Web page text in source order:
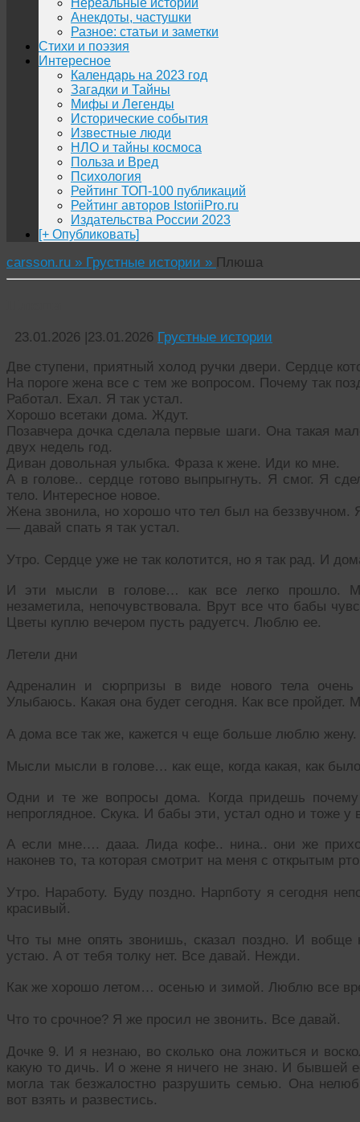
Нереальные истории
Анекдоты, частушки
Разное: статьи и заметки
Стихи и поэзия
Интересное
Календарь на 2023 год
Загадки и Тайны
Мифы и Легенды
Исторические события
Известные люди
НЛО и тайны космоса
Польза и Вред
Психология
Рейтинг ТОП-100 публикаций
Рейтинг авторов IstoriiPro.ru
Издательства России 2023
[+ Опубликовать]
carsson.ru » Грустные истории » Плюша
23.01.2026 |23.01.2026 Грустные истории
Две ступени, приятный холод ручки двери. Сердце
На пороге жена все с тем же вопросом. Почему так
Работал. Ехал. Я так устал.
Хорошо всетаки дома. Ждут.
Позавчера дочка сделала первые шаги. Она такая
двух недель год.
Диван довольная улыбка. Фраза к жене. Иди ко мне.
А в голове.. сердце готово выпрыгнуть. Я смог. Я
тело. Интересное новое.
Жена звонила, но хорошо что тел был на беззвучном.
— давай спать я так устал.
Утро. Сердце уже не так колотится, но я так рад. И
И эти мысли в голове… как все легко прошло.
незаметила, непочувствовала. Врут все что бабы
Цветы куплю вечером пусть радуетсч. Люблю ее.
Летели дни
Адреналин и сюрпризы в виде нового тела очень
Улыбаюсь. Какая она будет сегодня. Как все пройдет.
А дома все так же, кажется ч еще больше люблю жену.
Мысли мысли в голове… как еще, когда какая, как
Одни и те же вопросы дома. Когда придешь
непроглядное. Скука. И бабы эти, устал одно и тоже у
А если мне…. дааа. Лида кофе.. нина.. они же
наконев то, та которая смотрит на меня с открытым
Утро. Наработу. Буду поздно. Нарпботу я сегодня
красивый.
Что ты мне опять звонишь, сказал поздно. И вобще
устаю. А от тебя толку нет. Все давай. Нежди.
Как же хорошо летом… осенью и зимой. Люблю все
Что то срочное? Я же просил не звонить. Все давай.
Дочке 9. И я незнаю, во сколько она ложиться и
какую то дичь. И о жене я ничего не знаю. И бывшей
могла так безжалостно разрушить семью. Она
вот взять и развестись.